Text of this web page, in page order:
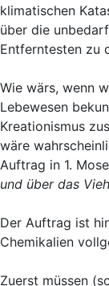
klimatischen
über die
Entferntesten zu
Wie wärs, wenn
Lebewesen
Kreationismus
wäre
Auftrag in 1.
und über das
Der Auftrag ist
Chemikalien
Zuerst müssen